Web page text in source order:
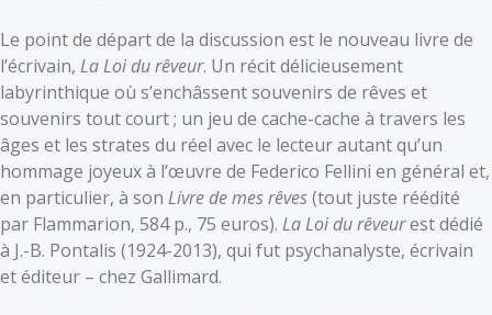
Le point de départ de la discussion est le nouveau livre de
l’écrivain, La Loi du rêveur. Un récit délicieusement
labyrinthique où s’enchâssent souvenirs de rêves et
souvenirs tout court ; un jeu de cache-cache à travers les
âges et les strates du réel avec le lecteur autant qu’un
hommage joyeux à l’œuvre de Federico Fellini en général et,
en particulier, à son Livre de mes rêves(tout juste réédité
par Flammarion, 584 p., 75 euros). La Loi du rêveurest dédié
à J.-B. Pontalis (1924-2013), qui fut psychanalyste, écrivain
et éditeur – chez Gallimard.